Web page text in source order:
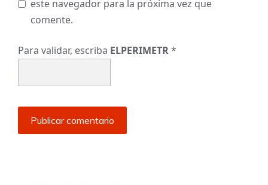
este navegador para la próxima vez que
comente.
Para validar, escriba ELPERIMETR*